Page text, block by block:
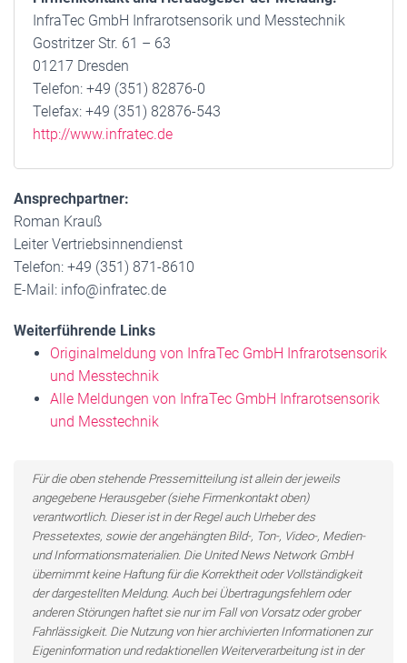
InfraTec GmbH Infrarotsensorik und Messtechnik
Gostritzer Str. 61 – 63
01217 Dresden
Telefon: +49 (351) 82876-0
Telefax: +49 (351) 82876-543
http://www.infratec.de
Ansprechpartner:
Roman Krauß
Leiter Vertriebsinnendienst
Telefon: +49 (351) 871-8610
E-Mail: info@infratec.de
Weiterführende Links
Originalmeldung von InfraTec GmbH Infrarotsensorik
und Messtechnik
Alle Meldungen von InfraTec GmbH Infrarotsensorik
und Messtechnik
Für die oben stehende Pressemitteilung ist allein der jeweils
angegebene Herausgeber (siehe Firmenkontakt oben)
verantwortlich. Dieser ist in der Regel auch Urheber des
Pressetextes, sowie der angehängten Bild-, Ton-, Video-, Medien-
und Informationsmaterialien. Die United News Network GmbH
übernimmt keine Haftung für die Korrektheit oder Vollständigkeit
der dargestellten Meldung. Auch bei Übertragungsfehlern oder
anderen Störungen haftet sie nur im Fall von Vorsatz oder grober
Fahrlässigkeit. Die Nutzung von hier archivierten Informationen zur
Eigeninformation und redaktionellen Weiterverarbeitung ist in der